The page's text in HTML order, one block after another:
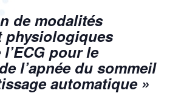
de modalités
physiologiques
pour le
l’apnée du sommeil
automatique »